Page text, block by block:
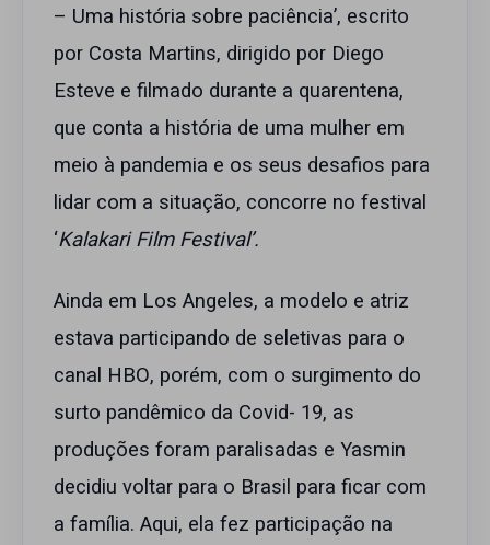
– Uma história sobre paciência’, escrito
por Costa Martins, dirigido por Diego
Esteve e filmado durante a quarentena,
que conta a história de uma mulher em
meio à pandemia e os seus desafios para
lidar com a situação, concorre no festival
‘Kalakari Film Festival’.
Ainda em Los Angeles, a modelo e atriz
estava participando de seletivas para o
canal HBO, porém, com o surgimento do
surto pandêmico da Covid- 19, as
produções foram paralisadas e Yasmin
decidiu voltar para o Brasil para ficar com
a família. Aqui, ela fez participação na